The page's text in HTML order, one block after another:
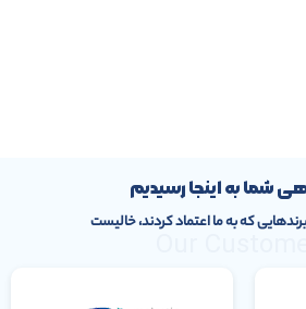
شما به اینجا رسیدیم
که به ما اعتماد کردند، خالیست